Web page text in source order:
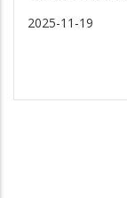
2025-11-19